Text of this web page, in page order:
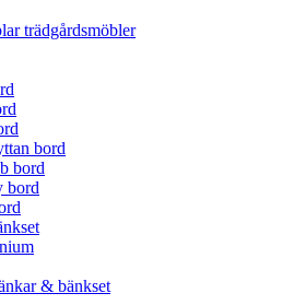
trädgårdsmöbler
bord
bord
bord
& bänkset